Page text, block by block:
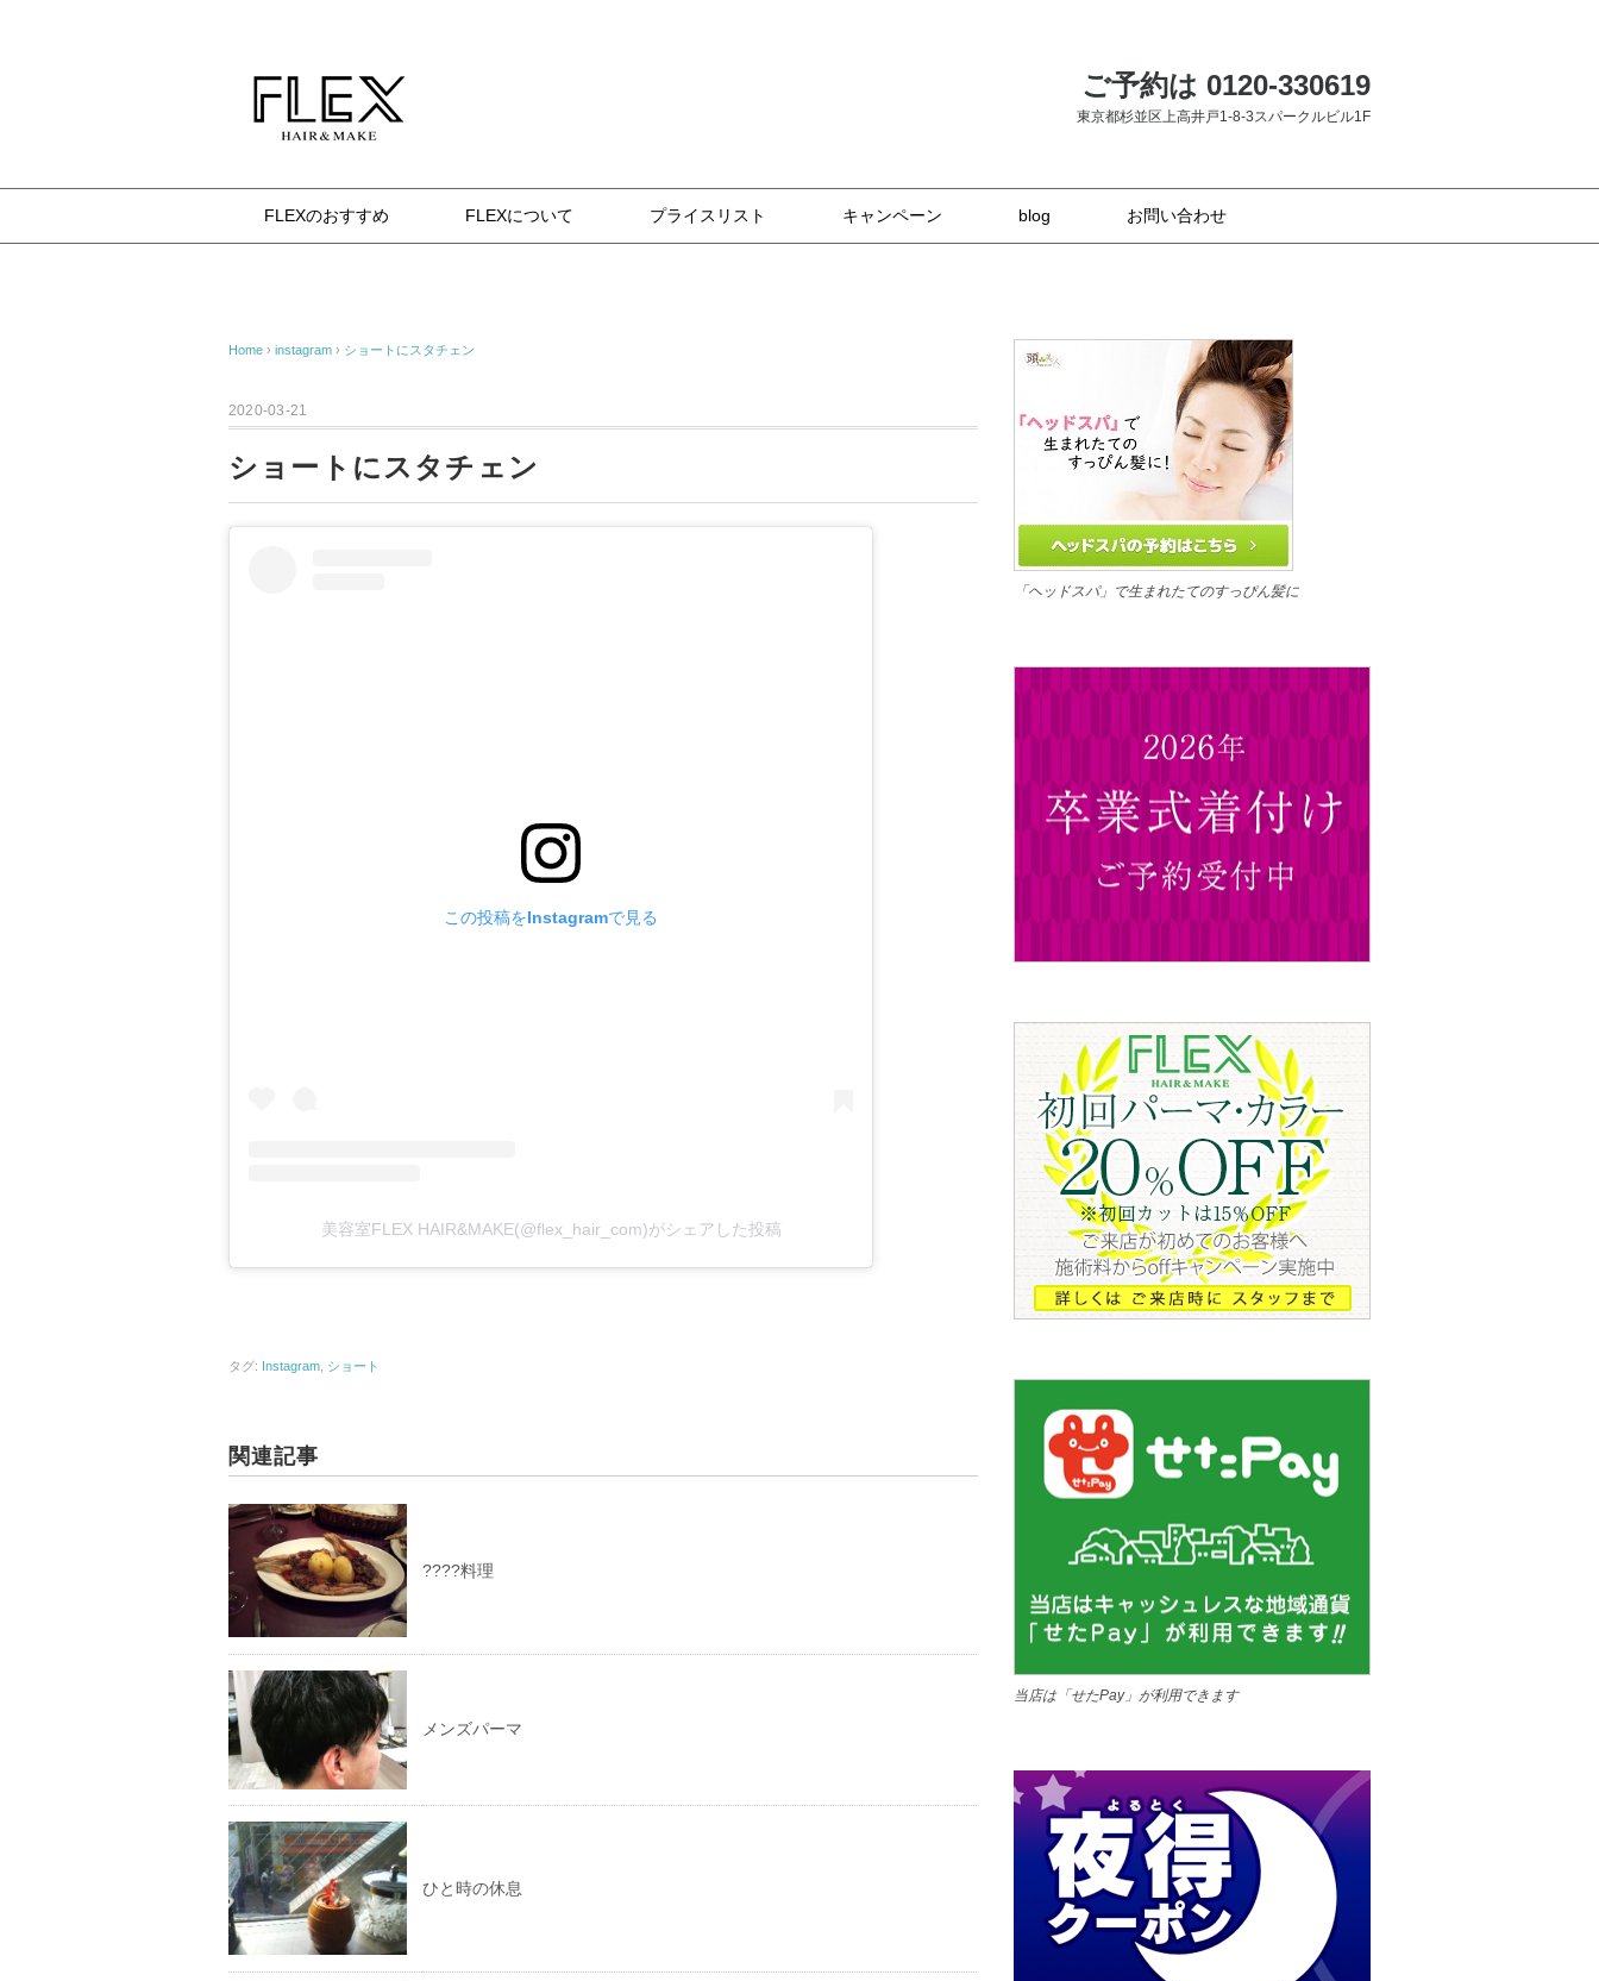
ご予約は 0120-330619
東京都杉並区上高井戸1-8-3スパークルビル1F
FLEXのおすすめ FLEXについて プライスリスト キャンペーン blog お問い合わせ
Home › instagram › ショートにスタチェン
2020-03-21
ショートにスタチェン
この投稿をInstagramで見る
美容室FLEX HAIR&MAKE(@flex_hair_com)がシェアした投稿
タグ: Instagram ショート
関連記事
????料理
メンズパーマ
ひと時の休息
「ヘッドスパ」で生まれたてのすっぴん髪に
当店は「せたPay」が利用できます